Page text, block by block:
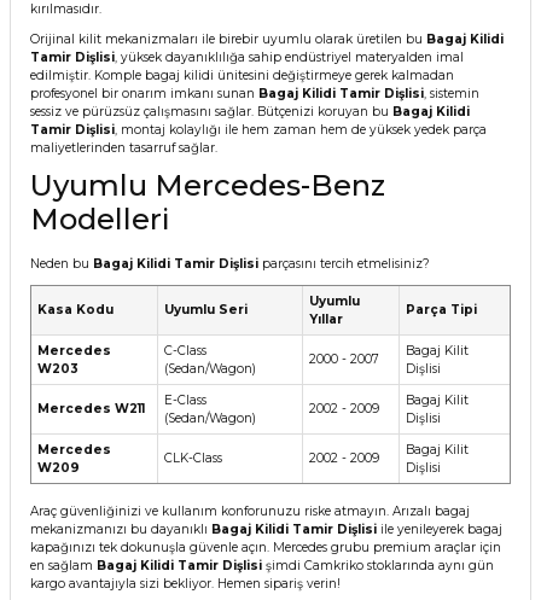
kırılmasıdır.
Orijinal kilit mekanizmaları ile birebir uyumlu olarak üretilen bu Bagaj Kilidi
Tamir Dişlisi, yüksek dayanıklılığa sahip endüstriyel materyalden imal
edilmiştir. Komple bagaj kilidi ünitesini değiştirmeye gerek kalmadan
profesyonel bir onarım imkanı sunan Bagaj Kilidi Tamir Dişlisi, sistemin
sessiz ve pürüzsüz çalışmasını sağlar. Bütçenizi koruyan bu Bagaj Kilidi
Tamir Dişlisi, montaj kolaylığı ile hem zaman hem de yüksek yedek parça
maliyetlerinden tasarruf sağlar.
Uyumlu Mercedes-Benz
Modelleri
Neden bu Bagaj Kilidi Tamir Dişlisi parçasını tercih etmelisiniz?
Kasa Kodu Uyumlu Seri
Uyumlu
Yıllar
Parça Tipi
Mercedes
W203
C-Class
(Sedan/Wagon)
2000 - 2007
Bagaj Kilit
Dişlisi
Mercedes W211
E-Class
(Sedan/Wagon)
2002 - 2009
Bagaj Kilit
Dişlisi
Mercedes
W209
CLK-Class 2002 - 2009
Bagaj Kilit
Dişlisi
Araç güvenliğinizi ve kullanım konforunuzu riske atmayın. Arızalı bagaj
mekanizmanızı bu dayanıklı Bagaj Kilidi Tamir Dişlisi ile yenileyerek bagaj
kapağınızı tek dokunuşla güvenle açın. Mercedes grubu premium araçlar için
en sağlam Bagaj Kilidi Tamir Dişlisi şimdi Camkriko stoklarında aynı gün
kargo avantajıyla sizi bekliyor. Hemen sipariş verin!